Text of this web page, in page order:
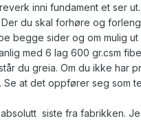
inni fundament et ser
du skal forhøre og
begge sider og om mulig ut
med 6 lag 600 gr.csm
du greia. Om du ikke har
at det oppfører seg som
siste fra fabrikken.